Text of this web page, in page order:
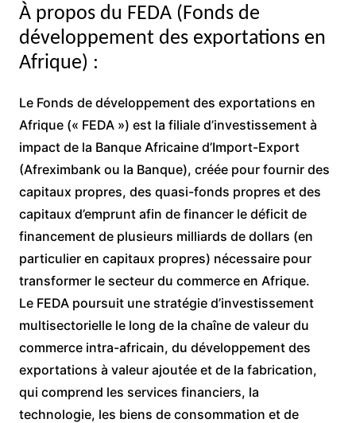
À propos du FEDA (Fonds de
développement des exportations en
Afrique) :
Le Fonds de développement des exportations en
Afrique (« FEDA ») est la filiale d’investissement à
impact de la Banque Africaine d’Import-Export
(Afreximbank ou la Banque), créée pour fournir des
capitaux propres, des quasi-fonds propres et des
capitaux d’emprunt afin de financer le déficit de
financement de plusieurs milliards de dollars (en
particulier en capitaux propres) nécessaire pour
transformer le secteur du commerce en Afrique.
Le FEDA poursuit une stratégie d’investissement
multisectorielle le long de la chaîne de valeur du
commerce intra-africain, du développement des
exportations à valeur ajoutée et de la fabrication,
qui comprend les services financiers, la
technologie, les biens de consommation et de